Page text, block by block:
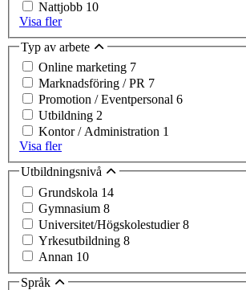
Nattjobb 10
Visa fler
Typ av arbete
Online marketing 7
Marknadsföring / PR 7
Promotion / Eventpersonal 6
Utbildning 2
Kontor / Administration 1
Visa fler
Utbildningsnivå
Grundskola 14
Gymnasium 8
Universitet/Högskolestudier8
Yrkesutbildning 8
Annan 10
Språk